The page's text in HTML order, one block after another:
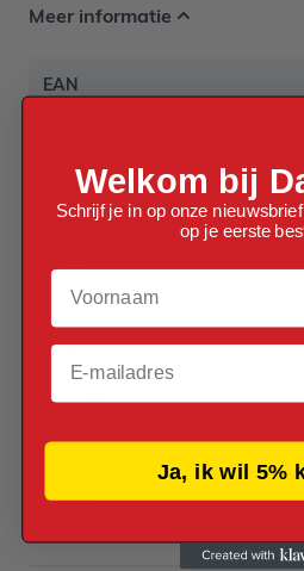
Meer informatie
EAN
Kleur
Goud
Plastic
Thema
Bruiloft
Verpakt per
Welkom bij
Schrijf je in op onze
op je eerste
Voornaam
Email
Ja, ik wil 5%